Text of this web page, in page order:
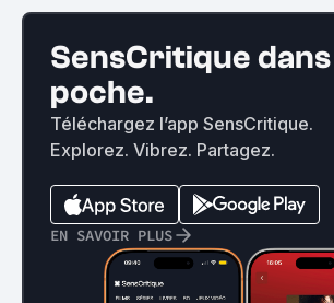
SensCritique
poche.
Téléchargez l’app SensCritique.
Explorez. Vibrez. Partagez.
EN SAVOIR PLUS